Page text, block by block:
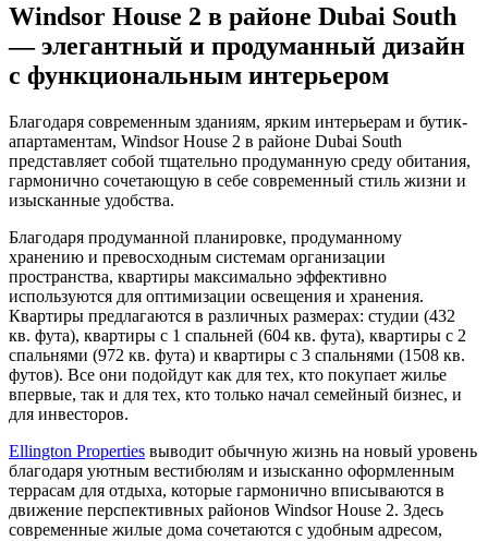
Windsor House 2 в районе Dubai South
— элегантный и продуманный дизайн
с функциональным интерьером
Благодаря современным зданиям, ярким интерьерам и бутик-
апартаментам, Windsor House 2 в районе Dubai South
представляет собой тщательно продуманную среду обитания,
гармонично сочетающую в себе современный стиль жизни и
изысканные удобства.
Благодаря продуманной планировке, продуманному
хранению и превосходным системам организации
пространства, квартиры максимально эффективно
используются для оптимизации освещения и хранения.
Квартиры предлагаются в различных размерах: студии (432
кв. фута), квартиры с 1 спальней (604 кв. фута), квартиры с 2
спальнями (972 кв. фута) и квартиры с 3 спальнями (1508 кв.
футов). Все они подойдут как для тех, кто покупает жилье
впервые, так и для тех, кто только начал семейный бизнес, и
для инвесторов.
Ellington Properties выводит обычную жизнь на новый уровень
благодаря уютным вестибюлям и изысканно оформленным
террасам для отдыха, которые гармонично вписываются в
движение перспективных районов Windsor House 2. Здесь
современные жилые дома сочетаются с удобным адресом,